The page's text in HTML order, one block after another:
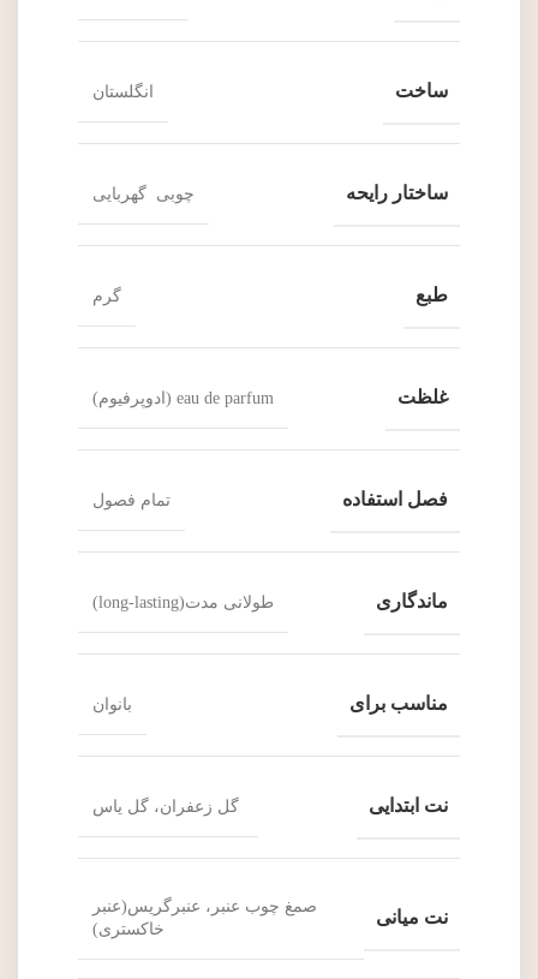
ساخت انگلستان
ساختار رایحه چوبی گهربایی
طبع گرم
غلظت eau de parfum (ادوپرفیوم)
فصل استفاده تمام فصول
ماندگاری طولانی مدت(long-lasting)
مناسب برای بانوان
نت ابتدایی گل زعفران، گل یاس
نت میانی
صمغ چوب عنبر، عنبرگریس(عنبر
خاکستری)